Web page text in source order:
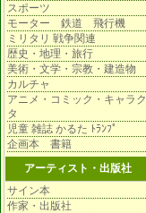
スポーツ
モーター 鉄道 飛行機
ミリタリ 戦争関連
歴史・地理・旅行
美術・文学・宗教・建造物
カルチャ
アニメ・コミック・キャラク
タ
児童 雑誌 かるた ﾄﾗﾝﾌﾟ
企画本 書籍
アーティスト・出版社
サイン本
作家・出版社